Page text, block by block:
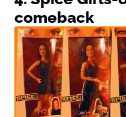
comeback